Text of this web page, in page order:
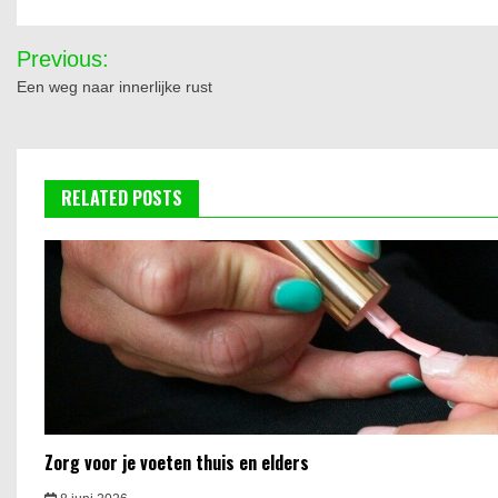
Bericht
navigatie
Previous:
Een weg naar innerlijke rust
RELATED POSTS
Zorg voor je voeten thuis en elders